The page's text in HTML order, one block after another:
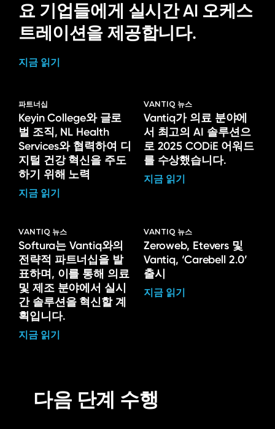
요 기업들에게 실시간 AI 오케스
트레이션을 제공합니다.
지금 읽기
파트너십
Keyin College와 글로
벌 조직, NL Health
Services와 협력하여 디
지털 건강 혁신을 주도
하기 위해 노력
지금 읽기
VANTIQ 뉴스
Vantiq가 의료 분야에
서 최고의 AI 솔루션으
로 2025 CODiE 어워드
를 수상했습니다.
지금 읽기
VANTIQ 뉴스
Softura는 Vantiq와의
전략적 파트너십을 발
표하며, 이를 통해 의료
및 제조 분야에서 실시
간 솔루션을 혁신할 계
획입니다.
지금 읽기
VANTIQ 뉴스
Zeroweb, Etevers 및
Vantiq, ‘Carebell 2.0’
출시
지금 읽기
다음 단계 수행